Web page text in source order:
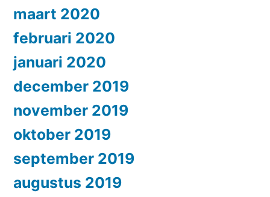
maart 2020
februari 2020
januari 2020
december 2019
november 2019
oktober 2019
september 2019
augustus 2019